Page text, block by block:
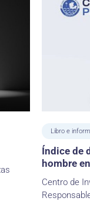
Libro e
Índice de
hombre
Centro de